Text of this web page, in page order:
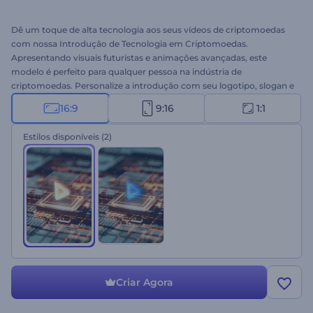
Dê um toque de alta tecnologia aos seus vídeos de criptomoedas
com nossa Introdução de Tecnologia em Criptomoedas.
Apresentando visuais futuristas e animações avançadas, este
modelo é perfeito para qualquer pessoa na indústria de
criptomoedas. Personalize a introdução com seu logotipo, slogan e
música de fundo preferida para criar uma introdução personalizada
e profissional. Ideal para introduções relacionadas a criptomoedas,
projetos de blockchain, anúncios de ICO, aberturas de
apresentações de tecnologia e muito mais. Crie uma introdução
impressionante hoje mesmo!
16:9 9:16 1:1
Estilos disponíveis (2)
Criar Agora